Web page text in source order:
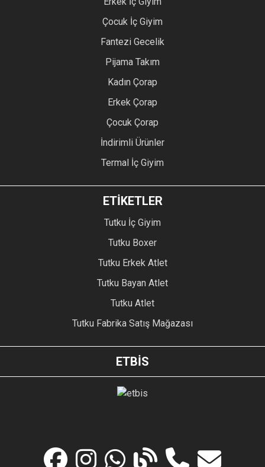
Çocuk İç Giyim
Fantezi Gecelik
Pijama Takım
Kadın Çorap
Erkek Çorap
Çocuk Çorap
İndirimli Ürünler
Termal İç Giyim
ETİKETLER
Tutku İç Giyim
Tutku Boxer
Tutku Erkek Atlet
Tutku Bayan Atlet
Tutku Atlet
Tutku Fabrika Satış Mağazası
ETBİS